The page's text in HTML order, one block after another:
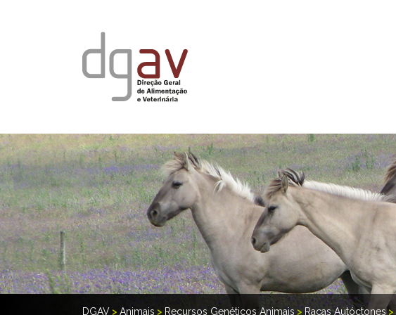
DGAV > Animais > Recursos Genéticos Animais >Raças Autóctones>